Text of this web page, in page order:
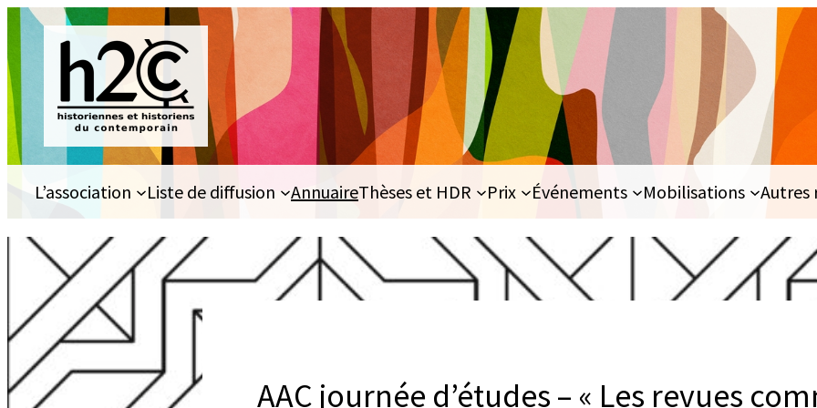
Aller
au
contenu
L’association Liste de diffusion AnnuaireThèses et HDR Prix Événements Mobilisations Autres
AAC journée d’études – « Les revues